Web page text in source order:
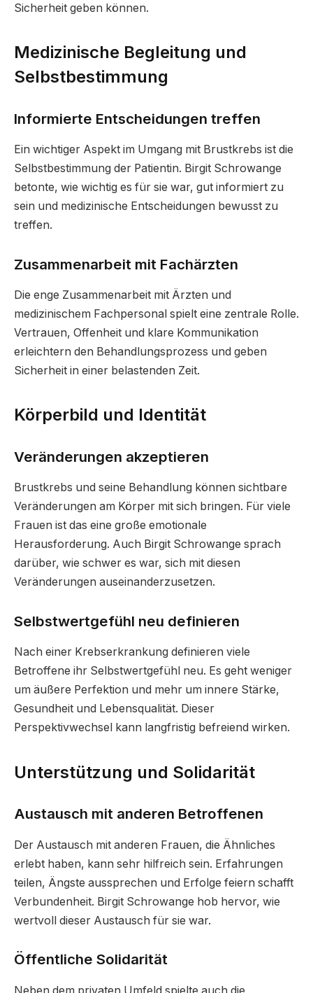
Sicherheit geben können.
Medizinische Begleitung und
Selbstbestimmung
Informierte Entscheidungen treffen
Ein wichtiger Aspekt im Umgang mit Brustkrebs ist die
Selbstbestimmung der Patientin. Birgit Schrowange
betonte, wie wichtig es für sie war, gut informiert zu
sein und medizinische Entscheidungen bewusst zu
treffen.
Zusammenarbeit mit Fachärzten
Die enge Zusammenarbeit mit Ärzten und
medizinischem Fachpersonal spielt eine zentrale Rolle.
Vertrauen, Offenheit und klare Kommunikation
erleichtern den Behandlungsprozess und geben
Sicherheit in einer belastenden Zeit.
Körperbild und Identität
Veränderungen akzeptieren
Brustkrebs und seine Behandlung können sichtbare
Veränderungen am Körper mit sich bringen. Für viele
Frauen ist das eine große emotionale
Herausforderung. Auch Birgit Schrowange sprach
darüber, wie schwer es war, sich mit diesen
Veränderungen auseinanderzusetzen.
Selbstwertgefühl neu definieren
Nach einer Krebserkrankung definieren viele
Betroffene ihr Selbstwertgefühl neu. Es geht weniger
um äußere Perfektion und mehr um innere Stärke,
Gesundheit und Lebensqualität. Dieser
Perspektivwechsel kann langfristig befreiend wirken.
Unterstützung und Solidarität
Austausch mit anderen Betroffenen
Der Austausch mit anderen Frauen, die Ähnliches
erlebt haben, kann sehr hilfreich sein. Erfahrungen
teilen, Ängste aussprechen und Erfolge feiern schafft
Verbundenheit. Birgit Schrowange hob hervor, wie
wertvoll dieser Austausch für sie war.
Öffentliche Solidarität